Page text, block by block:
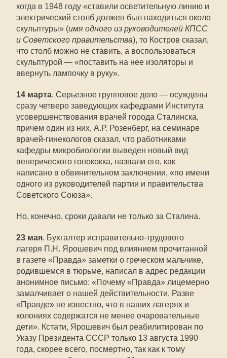
когда в 1948 году «ставили осветительную линию и
электрический столб должен был находиться около
скульптуры» (имя одного из руководителей КПСС
и Советского правительства), то Костров сказал,
что столб можно не ставить, а воспользоваться
скульптурой — «поставить на нее изоляторы и
ввернуть лампочку в руку».
14 марта. Серьезное групповое дело — осуждены
сразу четверо заведующих кафедрами Института
усовершенствования врачей города Сталинска,
причем один из них, А.Р. Розенберг, на семинаре
врачей-гинекологов сказал, что работниками
кафедры микробиологии выведен новый вид
венерического гонококка, назвали его, как
написано в обвинительном заключении, «по имени
одного из руководителей партии и правительства
Советского Союза».
Но, конечно, сроки давали не только за Сталина.
23 мая. Бухгалтер исправительно-трудового
лагеря П.Н. Ярошевич под влиянием прочитанной
в газете «Правда» заметки о греческом мальчике,
родившемся в тюрьме, написал в адрес редакции
анонимное письмо: «Почему «Правда» лицемерно
замалчивает о нашей действительности. Разве
«Правде» не известно, что в наших лагерях и
колониях содержатся не менее очаровательные
дети». Кстати, Ярошевич был реабилитирован по
Указу Президента СССР только 13 августа 1990
года, скорее всего, посмертно, так как к тому